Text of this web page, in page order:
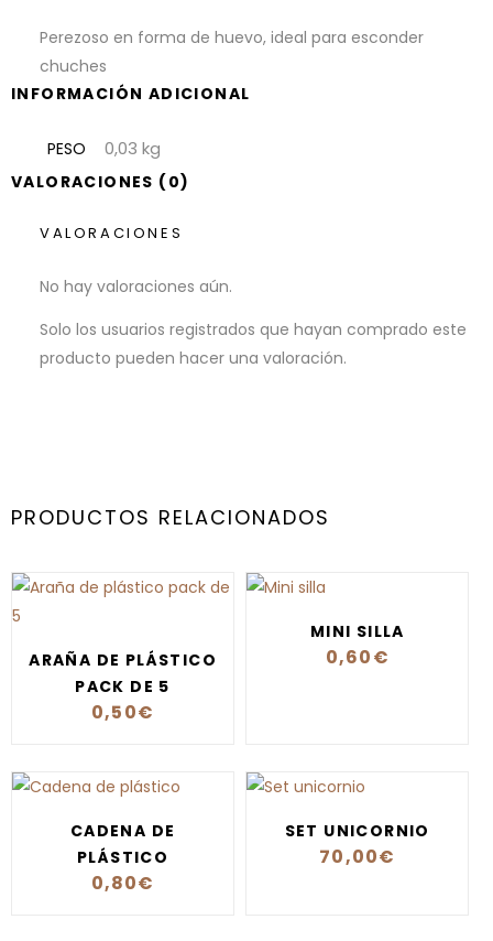
Perezoso en forma de huevo, ideal para esconder
chuches
INFORMACIÓN ADICIONAL
PESO 0,03 kg
VALORACIONES (0)
VALORACIONES
No hay valoraciones aún.
Solo los usuarios registrados que hayan comprado este
producto pueden hacer una valoración.
PRODUCTOS RELACIONADOS
ARAÑA DE PLÁSTICO
PACK DE 5
0,50€
MINI SILLA
0,60€
CADENA DE
PLÁSTICO
0,80€
SET UNICORNIO
70,00€